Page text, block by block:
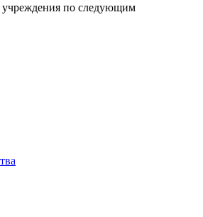
учреждения по следующим